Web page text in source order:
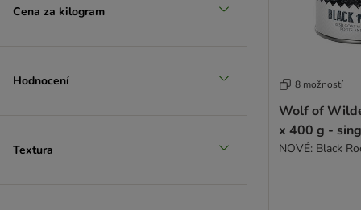
Cena za kilogram
Hodnocení
Textura
8 možností
Wolf of
x 400 g -
NOVÉ: Black